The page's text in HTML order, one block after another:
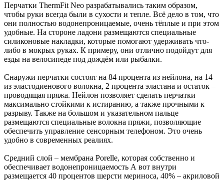
Перчатки ThermFit Neo разрабатывались таким образом,
чтобы руки всегда были в сухости и тепле. Всё дело в том, что
они полностью водонепроницаемые, очень тёплые и при этом
удобные. На стороне ладони размещаются специальные
силиконовые накладки, которые помогают удерживать что-
либо в мокрых руках. К примеру, они отлично подойдут для
езды на велосипеде под дождём или рыбалки.
Снаружи перчатки состоят на 84 процента из нейлона, на 14
из эластодиенового волокна, 2 процента эластана и остаток –
проводящая пряжа. Нейлон позволяет сделать перчатки
максимально стойкими к истиранию, а также прочными к
разрыву. Также на большом и указательном пальце
размещаются специальные волокна пряжи, позволяющие
обеспечить управление сенсорным телефоном. Это очень
удобно в современных реалиях.
Средний слой – мембрана Porelle, которая собственно и
обеспечивает водонепроницаемость А вот внутри
размещается 40 процентов шерсти мериноса, 40% – акриловой